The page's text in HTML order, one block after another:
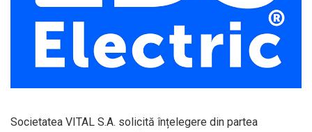
Societatea VITAL S.A. solicită înțelegere din partea